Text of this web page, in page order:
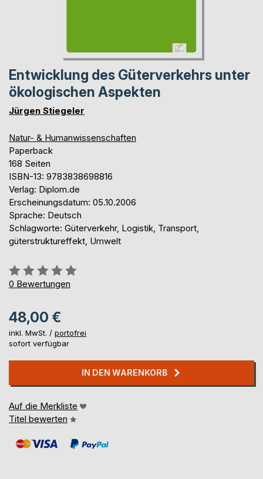
Entwicklung des Güterverkehrs unter
ökologischen Aspekten
Jürgen Stiegeler
Natur- & Humanwissenschaften
Paperback
168 Seiten
ISBN-13: 9783838698816
Verlag: Diplom.de
Erscheinungsdatum: 05.10.2006
Sprache: Deutsch
Schlagworte: Güterverkehr, Logistik, Transport,
güterstruktureffekt, Umwelt
Bewertung::
0%
0 Bewertungen
48,00 €
inkl. MwSt. / portofrei
sofort verfügbar
IN DEN WARENKORB
Auf die Merkliste
Titel bewerten